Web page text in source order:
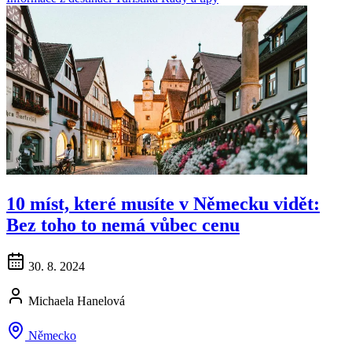
10 míst, které musíte v Německu vidět:
Bez toho to nemá vůbec cenu
30. 8. 2024
Michaela Hanelová
Německo